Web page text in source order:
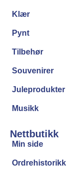
Klær
Pynt
Tilbehør
Souvenirer
Juleprodukter
Musikk
Nettbutikk
Min side
Ordrehistorikk